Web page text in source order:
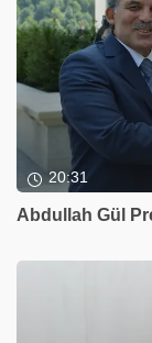
20:31
Abdullah Gül